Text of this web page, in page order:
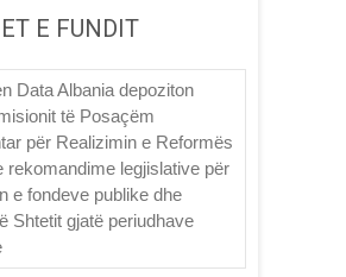
E FUNDIT
Data Albania depoziton
të Posaçëm
për Realizimin e Reformës
rekomandime legjislative për
e fondeve publike dhe
Shtetit gjatë periudhave